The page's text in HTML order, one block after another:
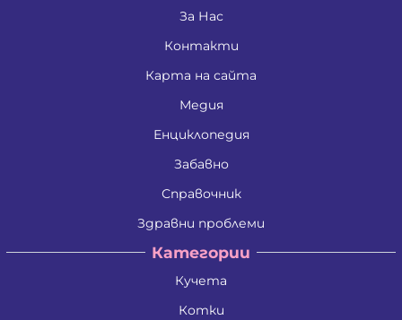
За Нас
Контакти
Карта на сайта
Медия
Енциклопедия
Забавно
Справочник
Здравни проблеми
Категории
Кучета
Котки